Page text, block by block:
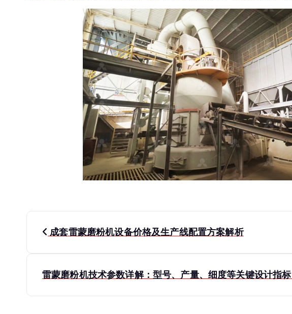
文
导
成套雷蒙磨粉机设备价格及生产线配置方案解析
雷蒙磨粉机技术参数详解：型号、产量、细度等关键设计指标